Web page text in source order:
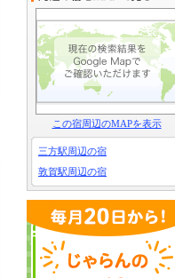
この宿周辺のMAPを表示
三方駅周辺の宿
敦賀駅周辺の宿